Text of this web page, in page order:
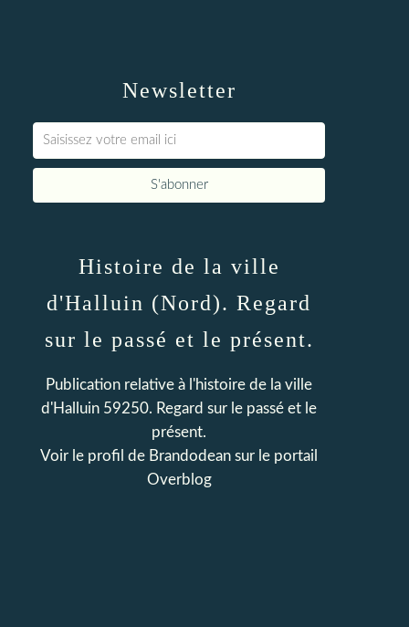
Newsletter
Histoire de la ville
d'Halluin (Nord). Regard
sur le passé et le présent.
Publication relative à l'histoire de la ville
d'Halluin 59250. Regard sur le passé et le
présent.
Voir le profil de Brandodean sur le portail
Overblog